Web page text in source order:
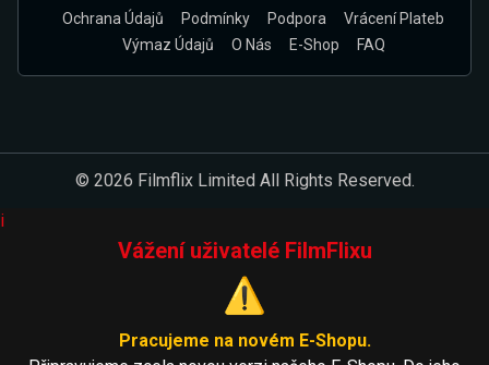
Ochrana Údajů Podmínky Podpora
Vrácení Plateb
Výmaz Údajů
O Nás E-Shop FAQ
© 2026 Filmflix Limited All Rights Reserved.
i
Vážení uživatelé FilmFlixu
⚠️
Pracujeme na novém E-Shopu.